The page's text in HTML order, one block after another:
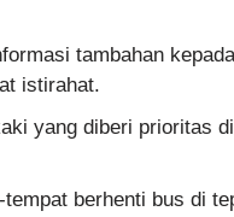
tambahan kepada
istirahat.
yang diberi prioritas di
berhenti bus di